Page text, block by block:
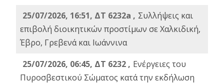
25/07/2026, 16:51, ΔΤ 6232a , Συλλήψεις και
επιβολή διοικητικών προστίμων σε Χαλκιδική,
Έβρο, Γρεβενά και Ιωάννινα
25/07/2026, 06:45, ΔΤ 6232 , Ενέργειες του
Πυροσβεστικού Σώματος κατά την εκδήλωση